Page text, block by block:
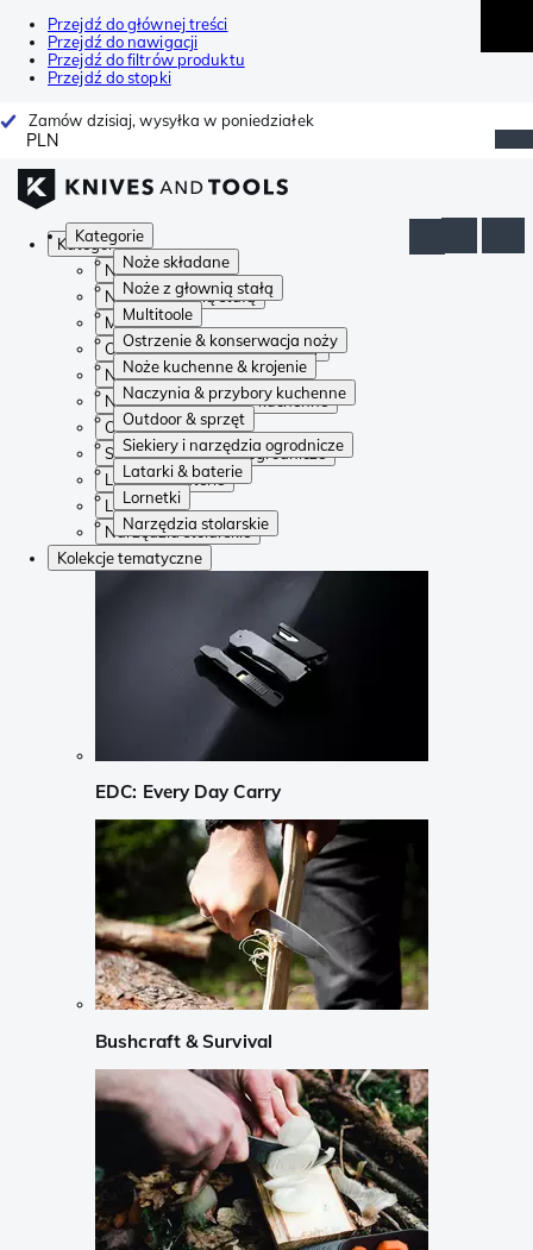
Przejdź do głównej treści
Przejdź do nawigacji
Przejdź do filtrów produktu
Przejdź do stopki
Zamów dzisiaj, wysyłka w poniedziałek
PLN
Kategorie
Noże składane
Noże z głownią stałą
Multitoole
Ostrzenie & konserwacja noży
Noże kuchenne & krojenie
Naczynia & przybory kuchenne
Outdoor & sprzęt
Siekiery i narzędzia ogrodnicze
Latarki & baterie
Lornetki
Narzędzia stolarskie
Kategorie
Noże składane
Noże z głownią stałą
Multitoole
Ostrzenie & konserwacja noży
Noże kuchenne & krojenie
Naczynia & przybory kuchenne
Outdoor & sprzęt
Siekiery i narzędzia ogrodnicze
Latarki & baterie
Lornetki
Narzędzia stolarskie
Kolekcje tematyczne
EDC: Every Day Carry
Bushcraft & Survival